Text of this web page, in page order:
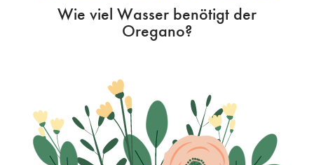
Wie viel Wasser benötigt der
Oregano?